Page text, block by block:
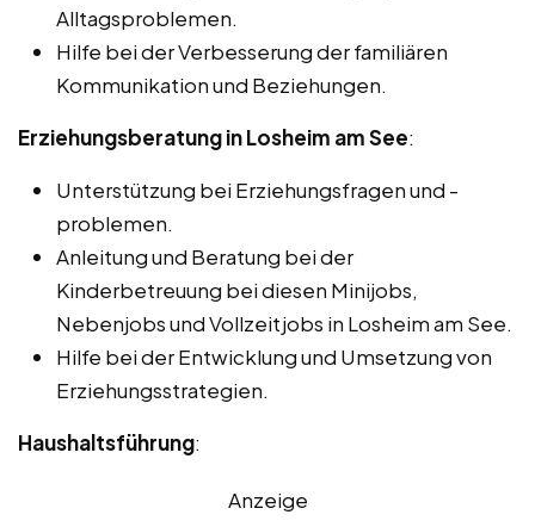
Alltagsproblemen.
Hilfe bei der Verbesserung der familiären
Kommunikation und Beziehungen.
Erziehungsberatung in Losheim am See:
Unterstützung bei Erziehungsfragen und -
problemen.
Anleitung und Beratung bei der
Kinderbetreuung bei diesen Minijobs,
Nebenjobs und Vollzeitjobs in Losheim am See.
Hilfe bei der Entwicklung und Umsetzung von
Erziehungsstrategien.
Haushaltsführung:
Anzeige